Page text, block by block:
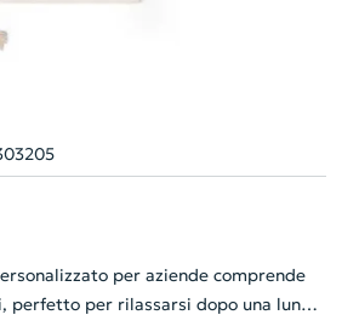
per aziende comprende
perfetto per rilassarsi dopo una lunga